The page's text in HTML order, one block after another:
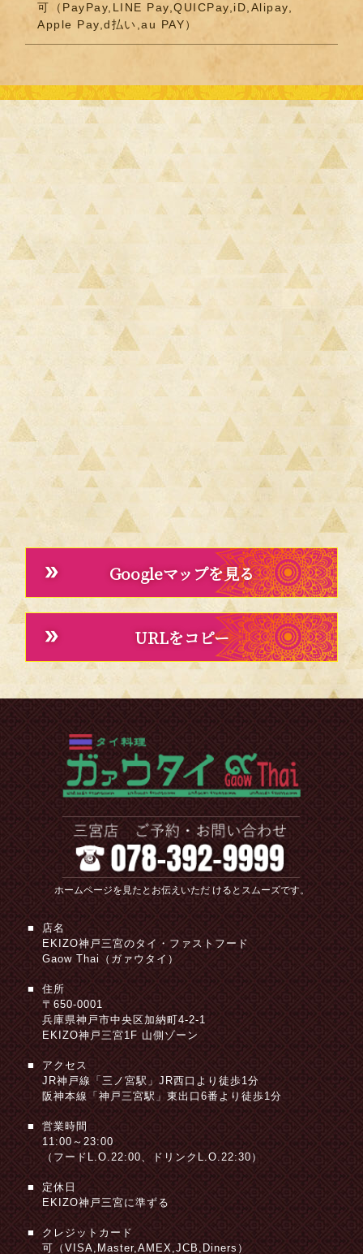
可（PayPay,LINE Pay,QUICPay,iD,Alipay,
Apple Pay,d払い,au PAY）
Googleマップを見る
URLをコピー
ホームページを見たとお伝えいただけるとスムーズです。
店名
EKIZO神戸三宮のタイ・ファストフード
Gaow Thai（ガァウタイ）
住所
〒650-0001
兵庫県神戸市中央区加納町4-2-1
EKIZO神戸三宮1F 山側ゾーン
アクセス
JR神戸線「三ノ宮駅」JR西口より徒歩1分
阪神本線「神戸三宮駅」東出口6番より徒歩1分
営業時間
11:00～23:00
（フードL.O.22:00、ドリンクL.O.22:30）
定休日
EKIZO神戸三宮に準ずる
クレジットカード
可（VISA,Master,AMEX,JCB,Diners）